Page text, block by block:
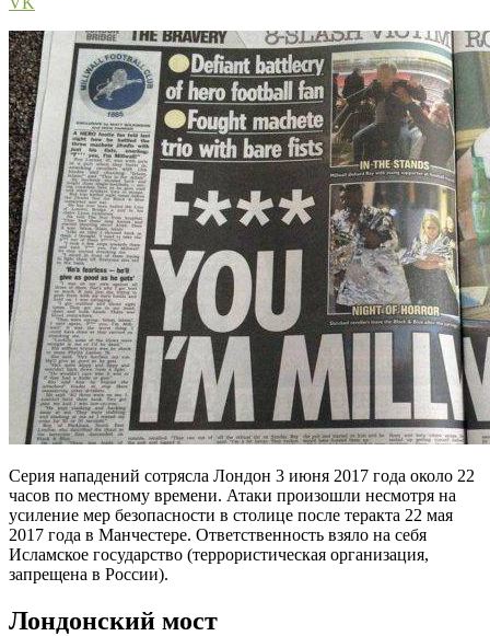
Серия нападений сотрясла Лондон 3 июня 2017 года около 22
часов по местному времени. Атаки произошли несмотря на
усиление мер безопасности в столице после теракта 22 мая
2017 года в Манчестере. Ответственность взяло на себя
Исламское государство (террористическая организация,
запрещена в России).
Лондонский мост